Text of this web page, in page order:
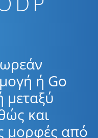
ή Go
μεταξύ
και
μορφές από